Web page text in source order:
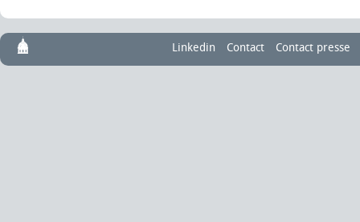
Linkedin Contact Contact presse